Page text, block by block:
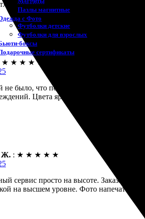
Пазлы магнитные
с Фото
Футболки детские
Футболки для взрослых
боксы
сертификаты
Персонал очень
★ ★ ★ ★ ★
не было, что порадовало. Очень
Цвета яркие и насыщенные,
Ж. : ★ ★ ★ ★ ★
сервис просто на высоте. Заказала
на высшем уровне. Фото напечатали